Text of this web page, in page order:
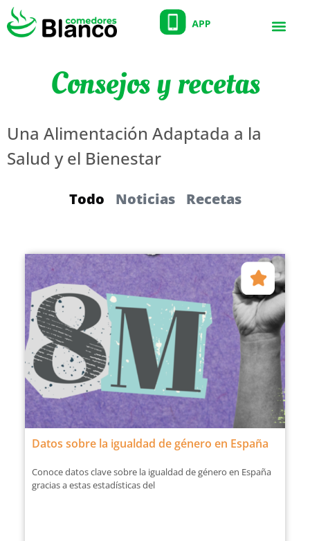
Consejos y recetas
Una Alimentación Adaptada a la
Salud y el Bienestar
Noticias Recetas
Todo
Datos sobre la igualdad de género en España
Conoce datos clave sobre la igualdad de género en España
gracias a estas estadísticas del